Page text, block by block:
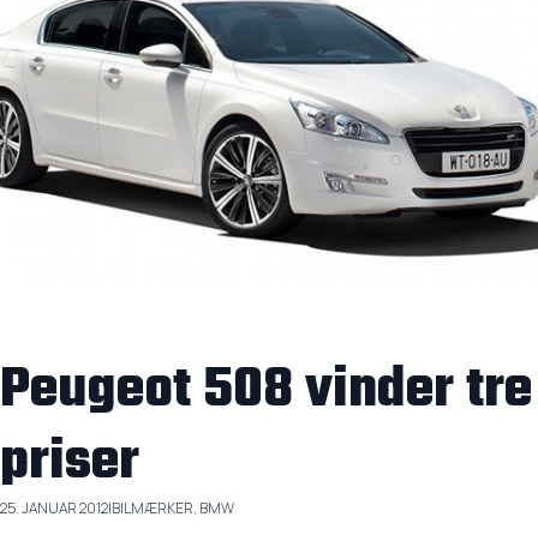
Peugeot 508 vinder tre
priser
25. JANUAR 2012|BILMÆRKER, BMW